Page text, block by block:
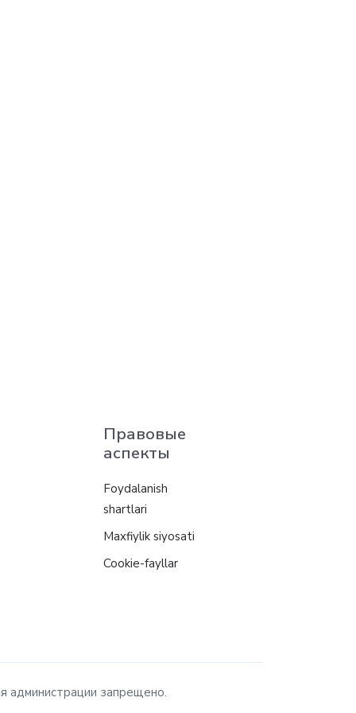
Правовые
аспекты
Foydalanish
shartlari
Maxfiylik siyosati
Cookie-fayllar
администрации запрещено.